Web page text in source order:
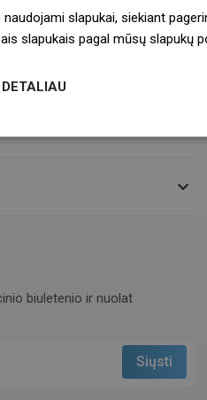


biuletenio ir nuolat
naudojami slapukai, siekiant
slapukais pagal mūsų slapukų